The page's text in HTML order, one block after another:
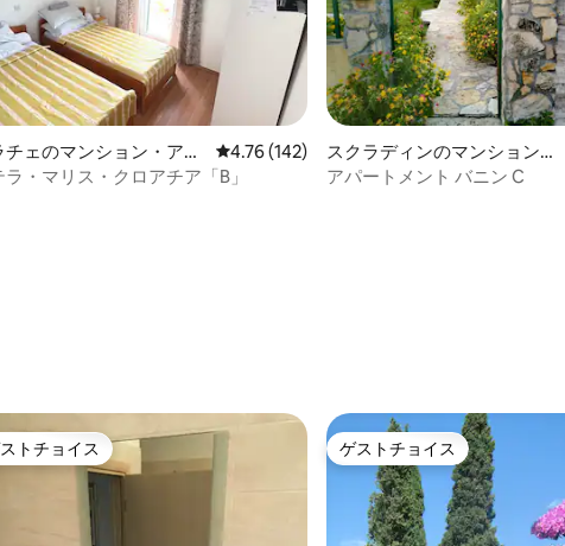
星中4.91つ星の平均評価
チェのマンション・アパ
レビュー142件、5つ星中4.76つ星の平均評
4.76 (142)
ラ・マリス・クロアチア「B」
スクラディンのマンション・
アパート
アパートメント バニン C
ストチョイス
トチョイス ゲストチョイス
ゲストチョイス